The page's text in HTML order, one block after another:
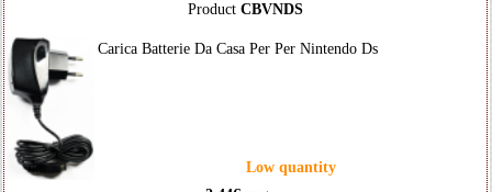
Product CBVNDS
Carica Batterie Da Casa Per Per Nintendo Ds
Low quantity